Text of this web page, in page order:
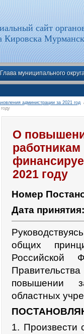
сайт
Кировска
Глава муниципального
администрации за 2021 год
О
2021 году
Номер
Дата
общих
Российской
повышении
областных
1. Произвести